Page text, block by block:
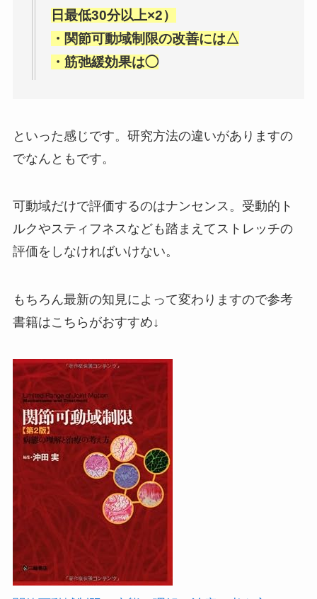
日最低30分以上×2）
・関節可動域制限の改善には△
・筋弛緩効果は◯
といった感じです。研究方法の違いがありますの
でなんともです。
可動域だけで評価するのはナンセンス。受動的ト
ルクやスティフネスなども踏まえてストレッチの
評価をしなければいけない。
もちろん最新の知見によって変わりますので参考
書籍はこちらがおすすめ↓